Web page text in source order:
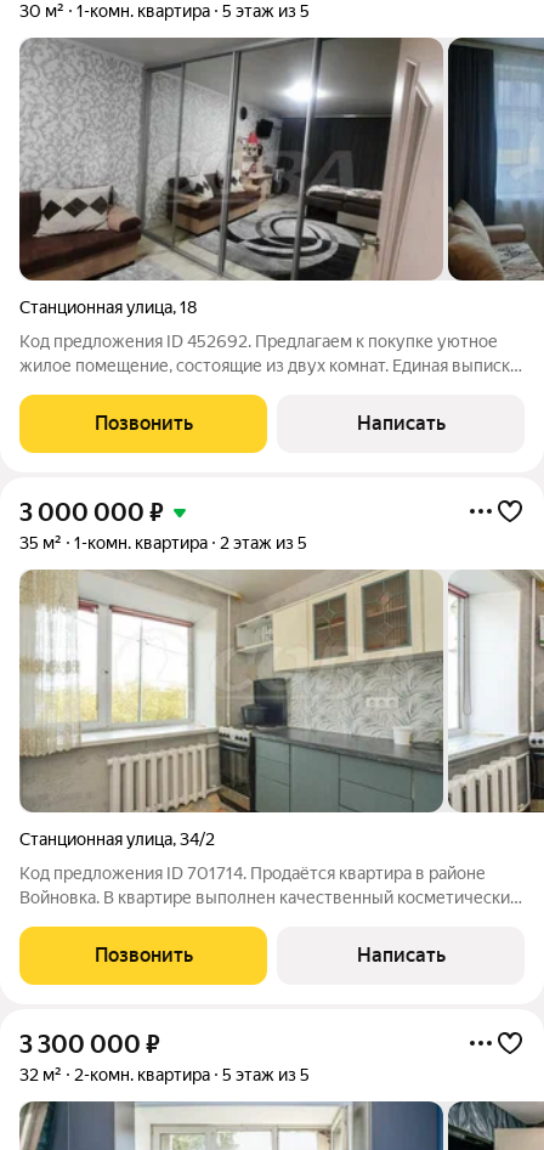
30 м² 1-комн. квартира 5 этаж из 5
Станционная улица,18
Код предложения ID 452692. Предлагаем к покупке уютное
жилое помещение, состоящие из двух комнат. Единая выписка
заменена проводка, проведена стяжка пола, выравнивание
стен под маяк, оборудован
Позвонить Написать
3 000 000 ₽
35 м² 1-комн. квартира 2 этаж из 5
Станционная улица,34/2
Код предложения ID 701714. Продаётся квартира в районе
Войновка. В квартире выполнен качественный косметический
на стенах обои в светлых тонах. Санузел в квартире
раздельный, что обеспечивает
Позвонить Написать
3 300 000 ₽
32 м² 2-комн. квартира 5 этаж из 5